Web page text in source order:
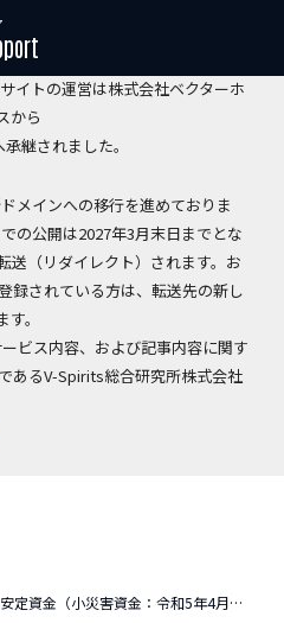
お知らせ】
イトの運営は株式会社ベクターホ
から
承継されました。
メインへの移行を進めておりま
の公開は2027年3月末日までとな
送（リダイレクト）されます。お
録されている方は、転送先の新し
。
ビス内容、および記事内容に関す
あるV-Spirits総合研究所株式会社
農家経営安定資金（小災害資金：令和5年4月凍霜害資金）